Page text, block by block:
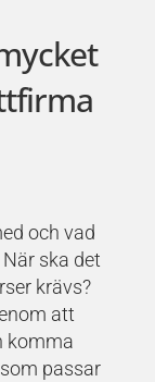
och vad
ska det
krävs?
att
komma
passar